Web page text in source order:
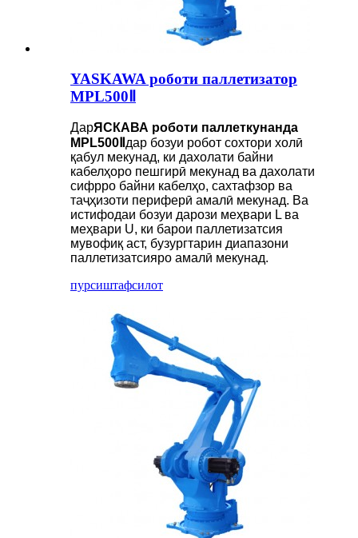
YASKAWA роботи паллетизатор
MPL500Ⅱ
ДарЯСКАВА роботи паллеткунанда
MPL500Ⅱ дар бозуи робот сохтори холӣ
қабул мекунад, ки дахолати байни
кабелҳоро пешгирӣ мекунад ва дахолати
сифрро байни кабелҳо, сахтафзор ва
таҷҳизоти периферӣ амалӣ мекунад. Ва
истифодаи бозуи дарози меҳвари L ва
меҳвари U, ки барои паллетизатсия
мувофиқ аст, бузургтарин диапазони
паллетизатсияро амалӣ мекунад.
пурсиштафсилот